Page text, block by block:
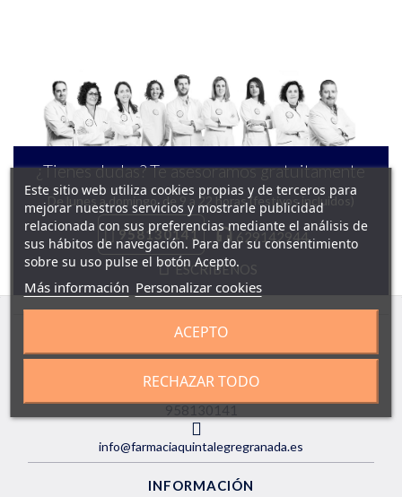
¿Tienes dudas? Te asesoramos gratuitamente
De lunes a domingo, de 9 a 22 horas (festivos incluidos)
958130141
629142944
ESCRÍBENOS
Atención al cliente
info@farmaciaquintalegregranada.es
INFORMACIÓN
Este sitio web utiliza cookies propias y de terceros para
mejorar nuestros servicios y mostrarle publicidad
relacionada con sus preferencias mediante el análisis de
sus hábitos de navegación. Para dar su consentimiento
sobre su uso pulse el botón Acepto.
Más información Personalizar cookies
RECHAZAR TODO
ACEPTO